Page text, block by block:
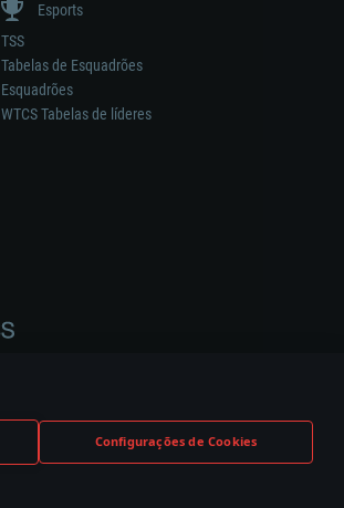
Configurações de Cookies
Esports
TSS
Tabelas de Esquadrões
Esquadrões
WTCS Tabelas de líderes